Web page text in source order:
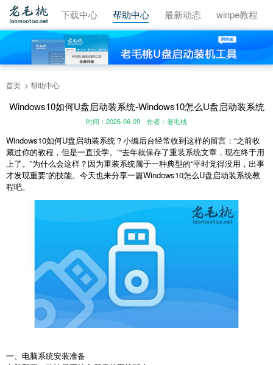
视频教程 下载中心 帮助中心 最新动态 winpe教程
首页 帮助中心
Windows10如何U盘启动装系统-Windows10怎么U盘启动装系统
时间：2026-06-09 作者：老毛桃
Windows10如何U盘启动装系统？小编后台经常收到这样的留言：“之前收
藏过你的教程，但是一直没学。”“去年就保存了重装系统文章，现在终于用
上了。”为什么会这样？因为重装系统属于一种典型的“平时觉得没用，出事
才发现重要”的技能。今天也来分享一篇Windows10怎么U盘启动装系统教
程吧。
一、电脑系统安装准备